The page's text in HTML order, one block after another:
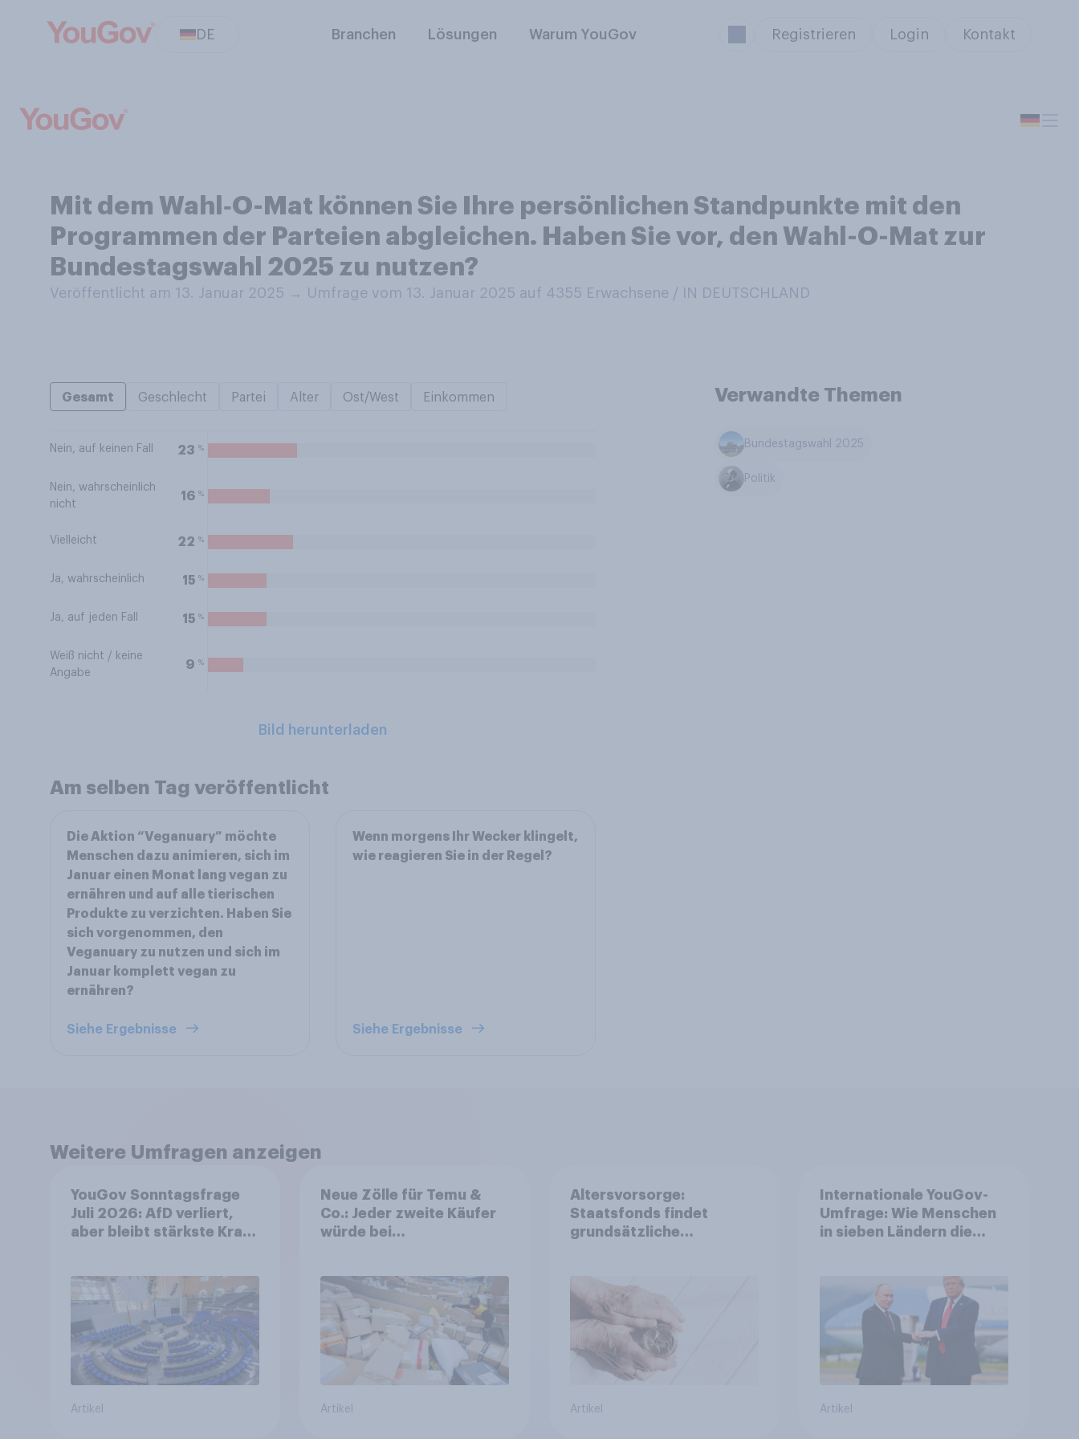
DE Branchen Lösungen Warum YouGov Registrieren Login Kontakt
Mit dem Wahl‑O-Mat können Sie Ihre persönlichen Standpunkte mit den
Programmen der Parteien abgleichen. Haben Sie vor, den Wahl-O-Mat zur
Bundestagswahl 2025 zu nutzen?
Veröffentlicht am 13. Januar 2025 → Umfrage vom 13. Januar 2025 auf 4355 Erwachsene / IN DEUTSCHLAND
Gesamt Geschlecht Partei Alter Ost/West Einkommen
Nein, auf keinen Fall 23 %
Nein, wahrscheinlich
nicht
16 %
Vielleicht 22 %
Ja, wahrscheinlich 15 %
Ja, auf jeden Fall 15 %
Weiß nicht / keine
Angabe
9 %
Bild herunterladen
Verwandte Themen
Bundestagswahl 2025
Politik
Am selben Tag veröffentlicht
Die Aktion “Veganuary” möchte
Menschen dazu animieren, sich im
Januar einen Monat lang vegan zu
ernähren und auf alle tierischen
Produkte zu verzichten. Haben Sie
sich vorgenommen, den
Veganuary zu nutzen und sich im
Januar komplett vegan zu
ernähren?
Siehe Ergebnisse
Wenn morgens Ihr Wecker klingelt,
wie reagieren Sie in der Regel?
Siehe Ergebnisse
Weitere Umfragen anzeigen
YouGov Sonntagsfrage
Juli 2026: AfD verliert,
aber bleibt stärkste Kraft
Bevölkerung
Artikel
Neue Zölle für Temu &
Co.: Jeder zweite Käufer
würde bei
Artikel
Altersvorsorge:
Staatsfonds findet
grundsätzliche
entscheiden über die
Akzeptanz
Artikel
Internationale YouGov-
Umfrage: Wie Menschen
in sieben Ländern die
Bedrohungen und
Bündnisse bewerten
Artikel